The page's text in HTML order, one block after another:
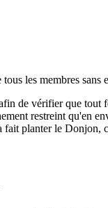
les membres
de vérifier que
restreint qu'en
fait planter le